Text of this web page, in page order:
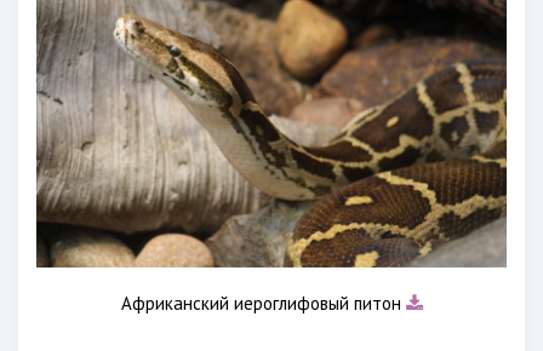
Африканский иероглифовый питон